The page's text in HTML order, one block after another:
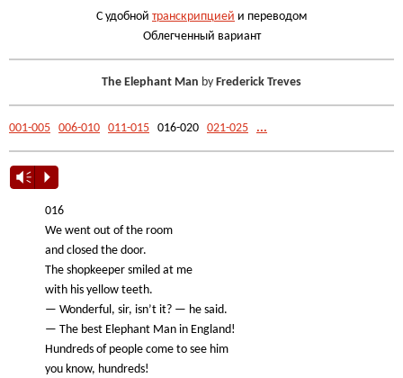
С удобной транскрипцией и переводом
Облегченный вариант
The Elephant Man by Frederick Treves
001-005 006-010 011-015 016-020 021-025 ...
Vm P
016
We went out of the room
and closed the door.
The shopkeeper smiled at me
with his yellow teeth.
— Wonderful, sir, isn’t it? — he said.
— The best Elephant Man in England!
Hundreds of people come to see him
you know, hundreds!